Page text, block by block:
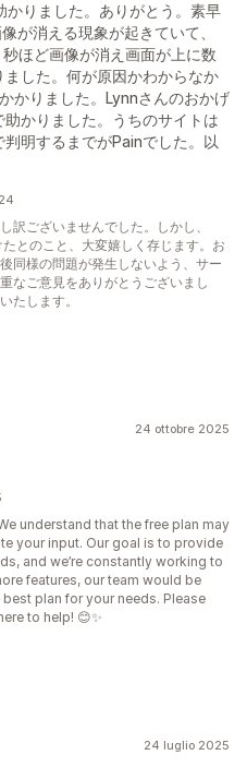
かりました。ありがとう。素早
が消える現象が起きていて、
ほど画像が消え画面が上に数
した。何が原因かわからなか
かりました。Lynnさんのおかげ
かりました。うちのサイトは
明するまでがPainでした。以
訳ございませんでした。しかし、
とのこと、大変嬉しく存じます。お
同様の問題が発生しないよう、サー
なご意見をありがとうございまし
たします。
24 ottobre 2025
understand that the free plan may
your input. Our goal is to provide
and we’re constantly working to
features, our team would be
plan for your needs. Please
to help! 😊✨
24 luglio 2025